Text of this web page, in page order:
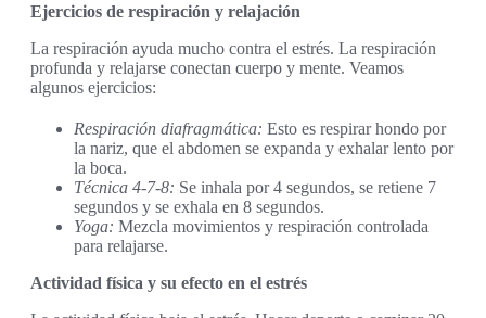
Ejercicios de respiración y relajación
La respiración ayuda mucho contra el estrés. La respiración
profunda y relajarse conectan cuerpo y mente. Veamos
algunos ejercicios:
Respiración diafragmática: Esto es respirar hondo por
la nariz, que el abdomen se expanda y exhalar lento por
la boca.
Técnica 4-7-8: Se inhala por 4 segundos, se retiene 7
segundos y se exhala en 8 segundos.
Yoga: Mezcla movimientos y respiración controlada
para relajarse.
Actividad física y su efecto en el estrés